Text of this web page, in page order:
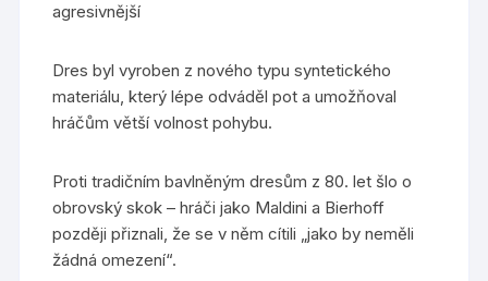
agresivnější
Dres byl vyroben z nového typu syntetického
materiálu, který lépe odváděl pot a umožňoval
hráčům větší volnost pohybu.
Proti tradičním bavlněným dresům z 80. let šlo o
obrovský skok – hráči jako Maldini a Bierhoff
později přiznali, že se v něm cítili „jako by neměli
žádná omezení“.